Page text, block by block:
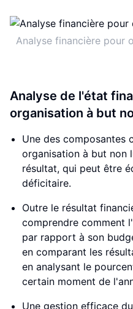
Analyse financière pour
Analyse de l'état
organisation à but
Une des composantes
organisation à but non
résultat, qui peut être
déficitaire.
Outre le résultat
comprendre comment
par rapport à son
en comparant les
en analysant le
certain moment de
Une gestion efficace